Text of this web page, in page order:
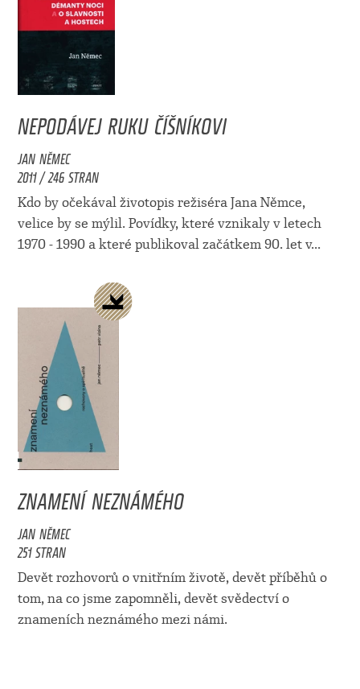
NEPODÁVEJ RUKU ČÍŠNÍKOVI
JAN NĚMEC
2011 / 246 STRAN
Kdo by očekával životopis režiséra Jana Němce,
velice by se mýlil. Povídky, které vznikaly v letech
1970 - 1990 a které publikoval začátkem 90. let v...
ZNAMENÍ NEZNÁMÉHO
JAN NĚMEC
251 STRAN
Devět rozhovorů o vnitřním životě, devět příběhů o
tom, na co jsme zapomněli, devět svědectví o
znameních neznámého mezi námi.